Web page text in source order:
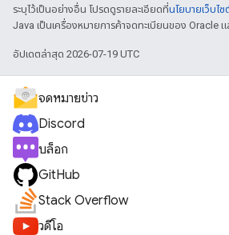
ระบุไว้เป็นอย่างอื่น โปรดดูรายละเอียดที่นโยบายเว็บไ
Java เป็นเครื่องหมายการค้าจดทะเบียนของ Oracle
อัปเดตล่าสุด 2026-07-19 UTC
จดหมายข่าว
Discord
บล็อก
GitHub
Stack Overflow
วิดีโอ